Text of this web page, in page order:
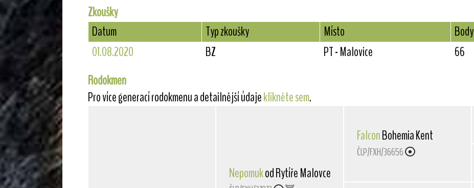
Zkoušky
Datum
Typ zkoušky Místo Body
01.08.2020
BZ PT - Malovice 66
Rodokmen
Pro více generací rodokmenu a detailnější údajeklikněte sem.
Nepomukod Rytíře Malovce
FalconBohemia Kent
ČLP/FXH/36656